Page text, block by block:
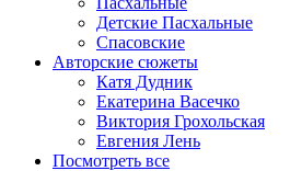
Детские Пасхальные
Спасовские
Авторские сюжеты
Катя Дудник
Екатерина Васечко
Виктория Грохольская
Евгения Лень
Посмотреть все